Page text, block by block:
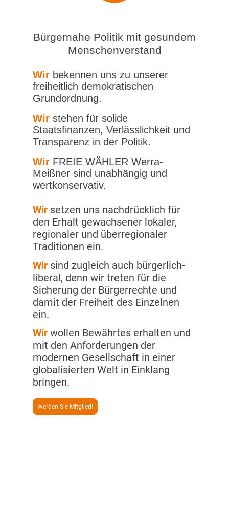
Bürgernahe Politik mit gesundem
Menschenverstand
Wir bekennen uns zu unserer
freiheitlich demokratischen
Grundordnung.
Wir stehen für solide
Staatsfinanzen, Verlässlichkeit und
Transparenz in der Politik.
Wir FREIE WÄHLER Werra-
Meißner sind unabhängig und
wertkonservativ.
Wir setzen uns nachdrücklich für
den Erhalt gewachsener lokaler,
regionaler und überregionaler
Traditionen ein.
Wir sind zugleich auch bürgerlich-
liberal, denn wir treten für die
Sicherung der Bürgerrechte und
damit der Freiheit des Einzelnen
ein.
Wir wollen Bewährtes erhalten und
mit den Anforderungen der
modernen Gesellschaft in einer
globalisierten Welt in Einklang
bringen.
Werden Sie Mitglied!